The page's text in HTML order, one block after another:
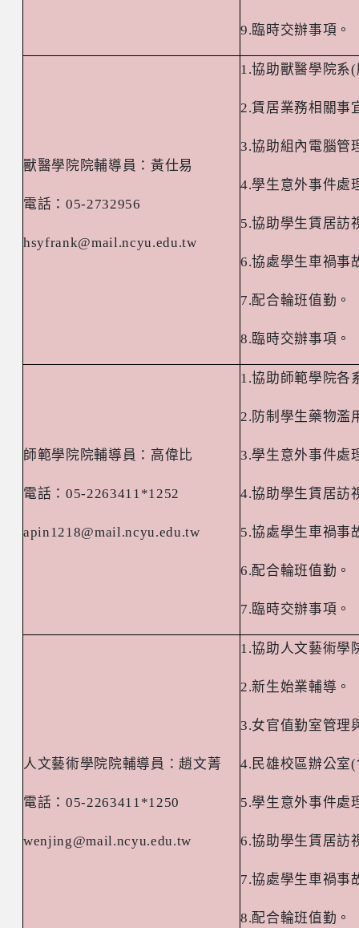
9.臨時交辦事項。
獸醫學院院輔導員：黃仕易
電話：05-2732956
hsyfrank@mail.ncyu.edu.tw
1.協助獸醫學院系(
2.賃居業務相關事
3.協助組內電腦管
4.學生意外事件處
5.協助學生賃居訪
6.協處學生車禍事
7.配合輪班值勤。
8.臨時交辦事項。
師範學院院輔導員：高偉比
電話：05-2263411*1252
apin1218@mail.ncyu.edu.tw
1.協助師範學院各
2. 防制學生藥物濫
3.學生意外事件處
4.協助學生賃居訪
5.協處學生車禍事
6.配合輪班值勤。
7.臨時交辦事項。
人文藝術學院院輔導員：趙文菁
電話：05-2263411*1250
wenjing@mail.ncyu.edu.tw
1.協助人文藝術學
2.新生始業輔導。
3.女官值勤室管理
4. 民雄校區辦公室(
5.學生意外事件處
6.協助學生賃居訪
7.協處學生車禍事
8.配合輪班值勤。